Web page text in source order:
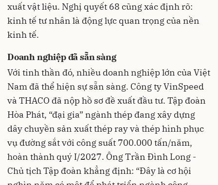
xuất vật liệu. Nghị quyết 68 cũng xác định rõ:
kinh tế tư nhân là động lực quan trọng của nền
kinh tế.
Doanh nghiệp đã sẵn sàng
Với tinh thần đó, nhiều doanh nghiệp lớn của Việt
Nam đã thể hiện sự sẵn sàng. Công ty VinSpeed
và THACO đã nộp hồ sơ đề xuất đầu tư. Tập đoàn
Hòa Phát, “đại gia” ngành thép đang xây dựng
dây chuyền sản xuất thép ray và thép hình phục
vụ đường sắt với công suất 700.000 tấn/năm,
hoàn thành quý I/2027. Ông Trần Đình Long -
Chủ tịch Tập đoàn khẳng định: “Đây là cơ hội